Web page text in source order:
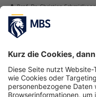
Prof. Dr. Christian Schmidkonz